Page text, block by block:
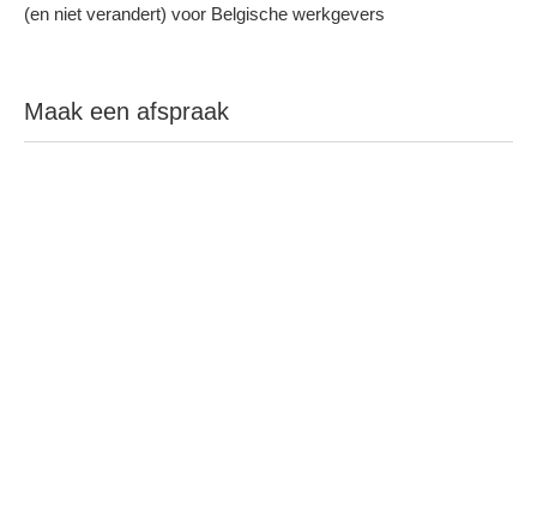
(en niet verandert) voor Belgische werkgevers
Maak een afspraak